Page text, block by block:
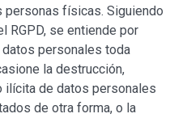
físicas. Siguiendo
RGPD, se entiende por
personales toda
la destrucción,
ilícita de datos personales
de otra forma, o la